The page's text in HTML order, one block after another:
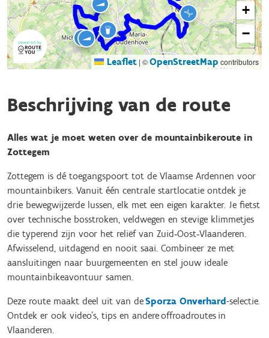
+
−
Leaflet | ©OpenStreetMap contributors
Beschrijving van de route
Alles wat je moet weten over de mountainbikeroute in
Zottegem
Zottegem is dé toegangspoort tot de Vlaamse Ardennen voor
mountainbikers. Vanuit één centrale startlocatie ontdek je
drie bewegwijzerde lussen, elk met een eigen karakter. Je fietst
over technische bosstroken, veldwegen en stevige klimmetjes
die typerend zijn voor het reliëf van Zuid‑Oost‑Vlaanderen.
Afwisselend, uitdagend en nooit saai. Combineer ze met
aansluitingen naar buurgemeenten en stel jouw ideale
mountainbikeavontuur samen.
Deze route maakt deel uit van deSporza Onverhard-selectie.
Ontdek er ook video’s, tips en andere offroadroutes in
Vlaanderen.